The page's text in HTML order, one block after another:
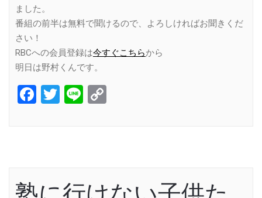
ました。
番組の前半は無料で聞けるので、よろしければお聞きくだ
さい！
RBCへの会員登録は今すぐこちらから
明日は野村くんです。
Facebook
Twitter
Line